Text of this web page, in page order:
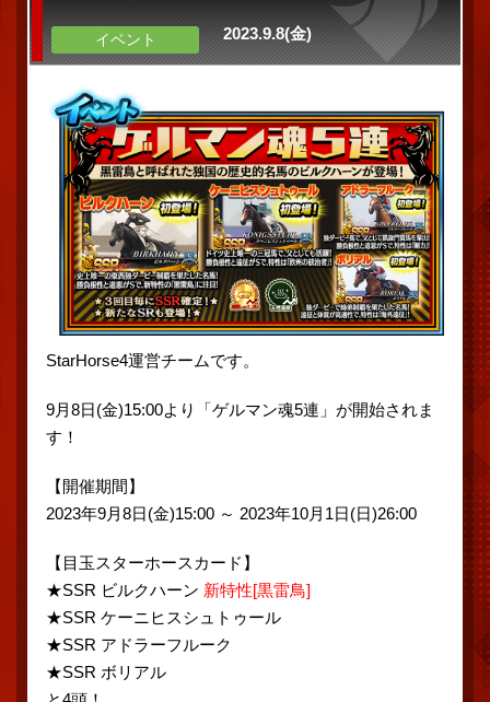
イベント 2023.9.8(金)
StarHorse4運営チームです。
9月8日(金)15:00より「ゲルマン魂5連」が開始されま
す！
【開催期間】
2023年9月8日(金)15:00 ～ 2023年10月1日(日)26:00
【目玉スターホースカード】
★SSR ビルクハーン 新特性[黒雷鳥]
★SSR ケーニヒスシュトゥール
★SSR アドラーフルーク
★SSR ボリアル